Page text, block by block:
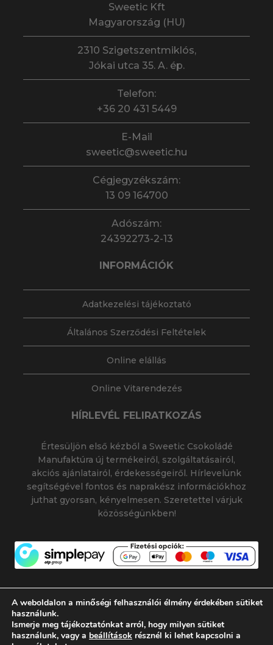
Sweetic Kft
Magyarország (HU)
2310 Szigetszentmiklós,
Jókai utca 35. A. ép.
Telefon:
+36 20 431 5449
E-Mail
sweetic@sweetic.hu
Cégjegyzékszám:
13 09 164700
Adószám:
24392273-2-13
INFORMÁCIÓK
Adatkezelési tájékoztató
Általános Szerződési Feltételek
Online elállás
Online Vitarendezés
HÍRLEVÉL FELIRATKOZÁS
Értesüljön első kézből a Sweetic Csokoládé
Manufaktúra új termékeiről, szolgáltatásairól,
akciós ajánlatairól, érdekességeiről. Hírlevelünk
segítségével fontos és naprakész információkhoz
juthat gyorsan, kényelmesen. Szeretettel várjuk
közösségünkben!
© 2026 SWEETIC CSOKOLÁDÉ MANUFAKTÚRA
SWEETIC@SWEETIC.HU | |
A weboldalon a minőségi felhasználói élmény érdekében sütiket
használunk.
Ismerje meg tájékoztatónkat arról, hogy milyen sütiket
használunk, vagy a beállítások résznél ki lehet kapcsolni a